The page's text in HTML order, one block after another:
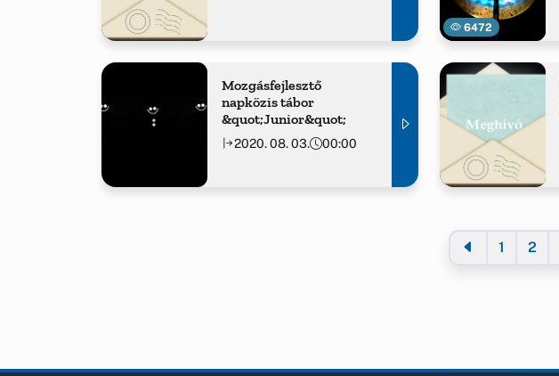
6472
Mozgásfejlesztő
napközis tábor
&quot;Junior&quot;
2020. 08. 03. 00:00
1 2